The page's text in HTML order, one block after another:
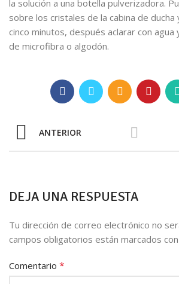
la solución a una botella pulverizadora.
sobre los cristales de la cabina de
cinco minutos, después aclarar con agua
de microfibra o algodón.
ANTERIOR
DEJA UNA RESPUESTA
Tu dirección de correo electrónico no
campos obligatorios están marcados con
Comentario *